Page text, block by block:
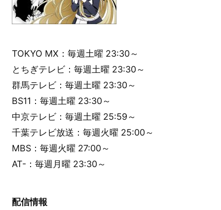
TOKYO MX：毎週土曜 23:30～
とちぎテレビ：毎週土曜 23:30～
群馬テレビ：毎週土曜 23:30～
BS11：毎週土曜 23:30～
中京テレビ：毎週土曜 25:59～
千葉テレビ放送：毎週火曜 25:00～
MBS：毎週火曜 27:00～
AT-：毎週月曜 23:30～
配信情報